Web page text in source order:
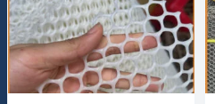
Lưới Nhựa Trắng
home Đời Sống & Gia Dụng